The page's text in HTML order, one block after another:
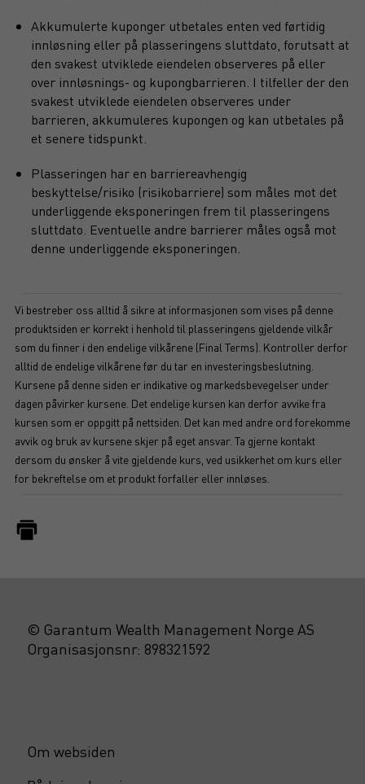
Akkumulerte kuponger utbetales enten ved førtidig
innløsning eller på plasseringens sluttdato, forutsatt at
den svakest utviklede eiendelen observeres på eller
over innløsnings- og kupongbarrieren. I tilfeller der den
svakest utviklede eiendelen observeres under
barrieren, akkumuleres kupongen og kan utbetales på
et senere tidspunkt.
Plasseringen har en barriereavhengig
beskyttelse/risiko (risikobarriere) som måles mot det
underliggende eksponeringen frem til plasseringens
sluttdato. Eventuelle andre barrierer måles også mot
denne underliggende eksponeringen.
Vi bestreber oss alltid å sikre at informasjonen som vises på denne
produktsiden er korrekt i henhold til plasseringens gjeldende vilkår
som du finner i den endelige vilkårene (Final Terms). Kontroller derfor
alltid de endelige vilkårene før du tar en investeringsbeslutning.
Kursene på denne siden er indikative og markedsbevegelser under
dagen påvirker kursene. Det endelige kursen kan derfor avvike fra
kursen som er oppgitt på nettsiden. Det kan med andre ord forekomme
avvik og bruk av kursene skjer på eget ansvar. Ta gjerne kontakt
dersom du ønsker å vite gjeldende kurs, ved usikkerhet om kurs eller
for bekreftelse om et produkt forfaller eller innløses.
© Garantum Wealth Management Norge AS
Organisasjonsnr: 898321592
Om websiden